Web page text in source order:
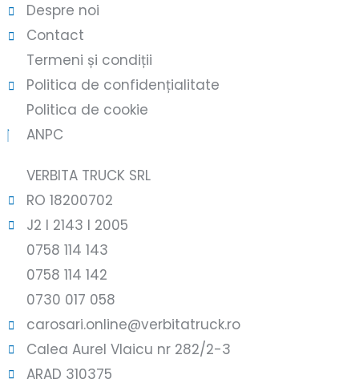
Despre noi
Contact
Termeni și condiții
Politica de confidențialitate
Politica de cookie
ANPC
VERBITA TRUCK SRL
RO 18200702
J2 l 2143 l 2005
0758 114 143
0758 114 142
0730 017 058
carosari.online@verbitatruck.ro
Calea Aurel Vlaicu nr 282/2-3
ARAD 310375